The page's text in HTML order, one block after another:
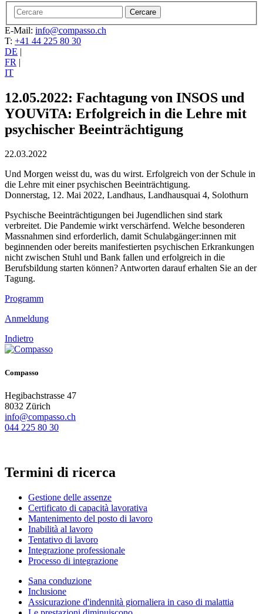
E-Mail: info@compasso.ch
T: +41 44 225 80 30
DE |
FR |
IT
12.05.2022: Fachtagung von INSOS und
YOUViTA: Erfolgreich in die Lehre mit
psychischer Beeinträchtigung
22.03.2022
Und Morgen weisst du, was du wirst. Erfolgreich von der Schule in
die Lehre mit einer psychischen Beeinträchtigung.
Donnerstag, 12. Mai 2022, Landhaus, Landhausquai 4, Solothurn
Psychische Beeinträchtigungen bei Jugendlichen sind stark
verbreitet. Die Pandemie wirkt verschärfend. Welche besonderen
Massnahmen sind erforderlich, damit Schulabgänger:innen mit
beginnenden oder bereits manifestierten psychischen Erkrankungen
nicht zwischen Stuhl und Bank fallen und erfolgreich in die
Berufsbildung starten können? Antworten darauf erhalten Sie an der
Tagung.
Programm
Anmeldung
Indietro
Compasso
Hegibachstrasse 47
8032 Zürich
info@compasso.ch
044 225 80 30
Termini di ricerca
Gestione delle assenze
Certificato di capacità lavorativa
Mantenimento del posto di lavoro
Inabilità al lavoro
Tentativo di lavoro
Integrazione professionale
Processo di integrazione
Sana conduzione
Inclusione
Assicurazione d'indennità giornaliera in caso di malattia